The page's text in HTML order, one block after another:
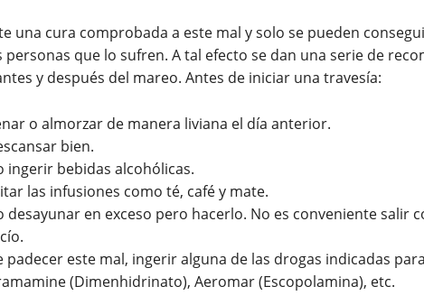
una cura comprobada a este mal y solo se pueden
personas que lo sufren. A tal efecto se dan una serie de
y después del mareo. Antes de iniciar una travesía:
o almorzar de manera liviana el día anterior.
bien.
ingerir bebidas alcohólicas.
las infusiones como té, café y mate.
desayunar en exceso pero hacerlo. No es conveniente salir
padecer este mal, ingerir alguna de las drogas indicadas
(Dimenhidrinato), Aeromar (Escopolamina), etc.